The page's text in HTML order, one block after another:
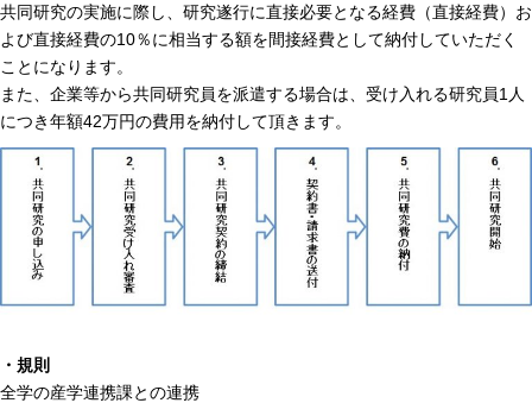
共同研究の実施に際し、研究遂行に直接必要となる経費（直接経費）お
よび直接経費の10％に相当する額を間接経費として納付していただく
ことになります。
また、企業等から共同研究員を派遣する場合は、受け入れる研究員1人
につき年額42万円の費用を納付して頂きます。
・規則
全学の産学連携課との連携